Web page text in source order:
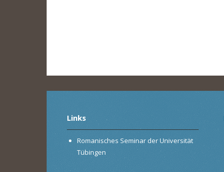
Links
Romanisches Seminar der Universität
Tübingen